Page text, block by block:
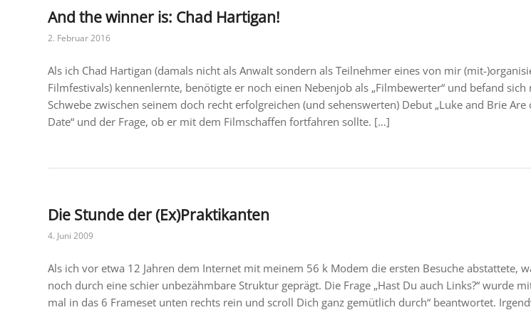
And the winner is: Chad Hartigan!
2. Februar 2016
Als ich Chad Hartigan (damals nicht als Anwalt sondern als Teilnehmer eines von mir (mit-
Filmfestivals) kennenlernte, benötigte er noch einen Nebenjob als „Filmbewerter“ und befand sich
Schwebe zwischen seinem doch recht erfolgreichen (und sehenswerten) Debut „Luke and Brie Are
Date“ und der Frage, ob er mit dem Filmschaffen fortfahren sollte. […]
Die Stunde der (Ex)Praktikanten
4. Juni 2009
Als ich vor etwa 12 Jahren dem Internet mit meinem 56 k Modem die ersten Besuche abstattete,
noch durch eine schier unbezähmbare Struktur geprägt. Die Frage „Hast Du auch Links?“ wurde
mal in das 6 Frameset unten rechts rein und scroll Dich ganz gemütlich durch“ beantwortet.